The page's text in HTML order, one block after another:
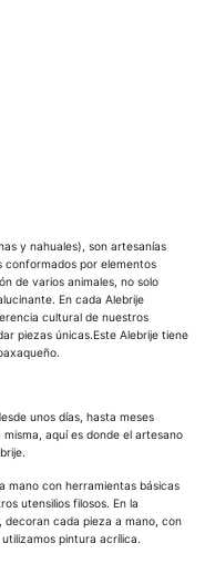
y nahuales), son artesanías
conformados por elementos
de varios animales, no solo
En cada Alebrije
cultural de nuestros
piezas únicas.Este Alebrije tiene
unos días, hasta meses
aquí es donde el artesano
mano con herramientas básicas
utensilios filosos. En la
decoran cada pieza a mano, con
pintura acrílica.